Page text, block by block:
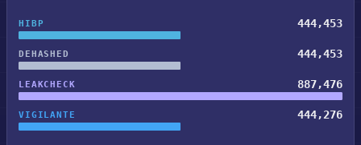
HIBP 444,453
DEHASHED 444,453
LEAKCHECK 887,476
VIGILANTE 444,276